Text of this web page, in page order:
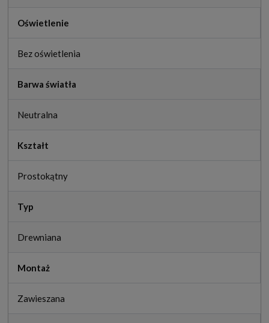
Oświetlenie
Bez oświetlenia
Barwa światła
Neutralna
Kształt
Prostokątny
Typ
Drewniana
Montaż
Zawieszana